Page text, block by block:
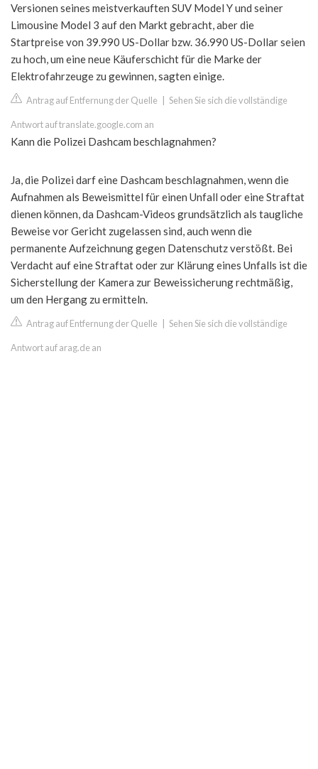
Versionen seines meistverkauften SUV Model Y und seiner
Limousine Model 3 auf den Markt gebracht, aber die
Startpreise von 39.990 US-Dollar bzw. 36.990 US-Dollar seien
zu hoch, um eine neue Käuferschicht für die Marke der
Elektrofahrzeuge zu gewinnen, sagten einige.
Antrag auf Entfernung der Quelle Sehen Sie sich die vollständige
Antwort auf translate.google.com an
Kann die Polizei Dashcam beschlagnahmen?
Ja, die Polizei darf eine Dashcam beschlagnahmen, wenn die
Aufnahmen als Beweismittel für einen Unfall oder eine Straftat
dienen können, da Dashcam-Videos grundsätzlich als taugliche
Beweise vor Gericht zugelassen sind, auch wenn die
permanente Aufzeichnung gegen Datenschutz verstößt. Bei
Verdacht auf eine Straftat oder zur Klärung eines Unfalls ist die
Sicherstellung der Kamera zur Beweissicherung rechtmäßig,
um den Hergang zu ermitteln.
Antrag auf Entfernung der Quelle Sehen Sie sich die vollständige
Antwort auf arag.de an